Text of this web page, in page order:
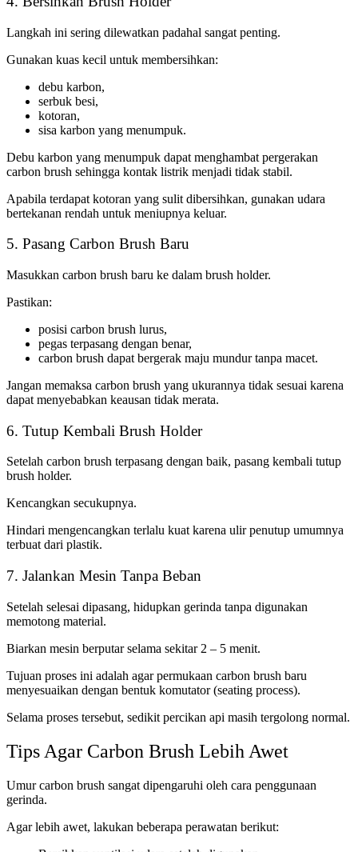
Langkah ini sering dilewatkan padahal sangat penting.
Gunakan kuas kecil untuk membersihkan:
debu karbon,
serbuk besi,
kotoran,
sisa karbon yang menumpuk.
Debu karbon yang menumpuk dapat menghambat pergerakan
carbon brush sehingga kontak listrik menjadi tidak stabil.
Apabila terdapat kotoran yang sulit dibersihkan, gunakan udara
bertekanan rendah untuk meniupnya keluar.
5. Pasang Carbon Brush Baru
Masukkan carbon brush baru ke dalam brush holder.
Pastikan:
posisi carbon brush lurus,
pegas terpasang dengan benar,
carbon brush dapat bergerak maju mundur tanpa macet.
Jangan memaksa carbon brush yang ukurannya tidak sesuai karena
dapat menyebabkan keausan tidak merata.
6. Tutup Kembali Brush Holder
Setelah carbon brush terpasang dengan baik, pasang kembali tutup
brush holder.
Kencangkan secukupnya.
Hindari mengencangkan terlalu kuat karena ulir penutup umumnya
terbuat dari plastik.
7. Jalankan Mesin Tanpa Beban
Setelah selesai dipasang, hidupkan gerinda tanpa digunakan
memotong material.
Biarkan mesin berputar selama sekitar 2 – 5 menit.
Tujuan proses ini adalah agar permukaan carbon brush baru
menyesuaikan dengan bentuk komutator (seating process).
Selama proses tersebut, sedikit percikan api masih tergolong normal.
Tips Agar Carbon Brush Lebih Awet
Umur carbon brush sangat dipengaruhi oleh cara penggunaan
gerinda.
Agar lebih awet, lakukan beberapa perawatan berikut: